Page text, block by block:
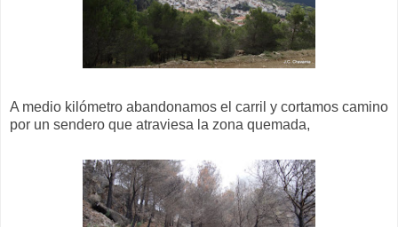
A medio kilómetro abandonamos el carril y cortamos camino
por un sendero que atraviesa la zona quemada,